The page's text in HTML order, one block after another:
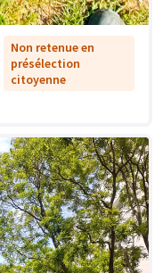
Non retenue en
présélection
citoyenne